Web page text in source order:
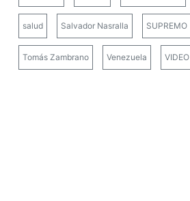
salud Salvador Nasralla SUPREMO
Tomás Zambrano Venezuela VIDEO